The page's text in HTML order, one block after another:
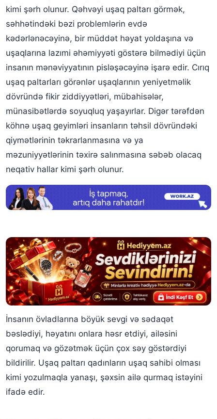
kimi şərh olunur. Qəhvəyi uşaq paltarı görmək,
səhhətindəki bəzi problemlərin evdə
kədərlənəcəyinə, bir müddət həyat yoldaşına və
uşaqlarına lazımi əhəmiyyəti göstərə bilmədiyi üçün
insanın mənəviyyatının pisləşəcəyinə işarə edir. Cırıq
uşaq paltarları görənlər uşaqlarının yeniyetməlik
dövründə fikir ziddiyyətləri, mübahisələr,
münasibətlərdə soyuqluq yaşayırlar. Digər tərəfdən
köhnə uşaq geyimləri insanların təhsil dövründəki
qiymətlərinin təkrarlanmasına və ya
məzuniyyətlərinin təxirə salınmasına səbəb olacaq
neqativ hallar kimi şərh olunur.
İnsanın övladlarına böyük sevgi və sədaqət
bəslədiyi, həyatını onlara həsr etdiyi, ailəsini
qorumaq və gözətmək üçün çox səy göstərdiyi
bildirilir. Uşaq paltarı qadınların uşaq sahibi olması
kimi yozulmaqla yanaşı, şəxsin ailə qurmaq istəyini
ifadə edir.